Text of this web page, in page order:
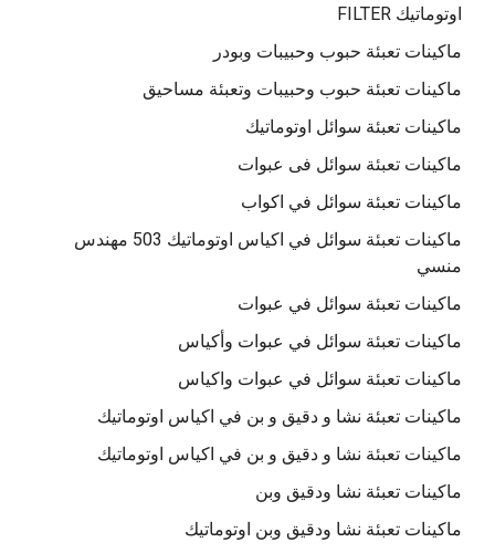
اوتوماتيك FILTER
ماكينات تعبئة حبوب وحبيبات وبودر
ماكينات تعبئة حبوب وحبيبات وتعبئة مساحيق
ماكينات تعبئة سوائل اوتوماتيك
ماكينات تعبئة سوائل فى عبوات
ماكينات تعبئة سوائل في اكواب
ماكينات تعبئة سوائل في اكياس اوتوماتيك 503 مهندس
منسي
ماكينات تعبئة سوائل في عبوات
ماكينات تعبئة سوائل في عبوات وأكياس
ماكينات تعبئة سوائل في عبوات واكياس
ماكينات تعبئة نشا و دقيق و بن في اكياس اوتوماتيك
ماكينات تعبئة نشا و دقيق و بن في اكياس اوتوماتيك
ماكينات تعبئة نشا ودقيق وبن
ماكينات تعبئة نشا ودقيق وبن اوتوماتيك